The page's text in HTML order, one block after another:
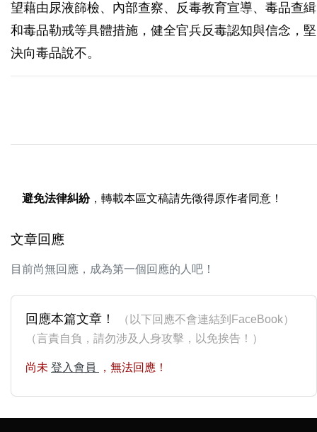
望藉由尿液篩檢、內部查察、反毒教育宣導、毒品查緝
和毒品勒戒等具體措施，健全官兵反毒認知與信念，堅
決向毒品說不。
避免法律糾紛，轉載本區文稿請先徵得原作者同意！
文章回應
目前尚無回應，成為第一個回應的人吧！
回應本篇文章！
（以下回應不會連結到FaceBook）
（言責自負，請勿涉及人身攻擊，以免挨告！）
尚未 登入會員 ，無法回應！